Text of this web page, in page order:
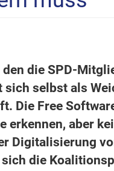
die SPD-
selbst als
Die Free
erkennen, aber
Digitalisierung
die